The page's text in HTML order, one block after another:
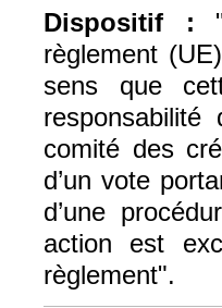
Dispositif :
règlement
sens que
responsabilité
comité des
d’un vote
d’une
action est
règlement".